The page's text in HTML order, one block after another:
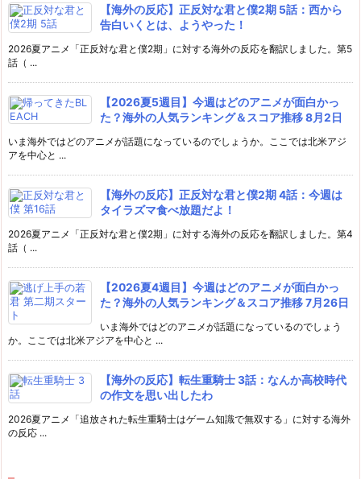
【海外の反応】正反対な君と僕2期 5話：西から
告白いくとは、ようやった！
2026夏アニメ「正反対な君と僕2期」に対する海外の反応を翻訳しました。第5
話（ ...
【2026夏5週目】今週はどのアニメが面白かっ
た？海外の人気ランキング＆スコア推移 8月2日
いま海外ではどのアニメが話題になっているのでしょうか。ここでは北米アジ
アを中心と ...
【海外の反応】正反対な君と僕2期 4話：今週は
タイラズマ食べ放題だよ！
2026夏アニメ「正反対な君と僕2期」に対する海外の反応を翻訳しました。第4
話（ ...
【2026夏4週目】今週はどのアニメが面白かっ
た？海外の人気ランキング＆スコア推移 7月26日
いま海外ではどのアニメが話題になっているのでしょう
か。ここでは北米アジアを中心と ...
【海外の反応】転生重騎士 3話：なんか高校時代
の作文を思い出したわ
2026夏アニメ「追放された転生重騎士はゲーム知識で無双する」に対する海外
の反応 ...